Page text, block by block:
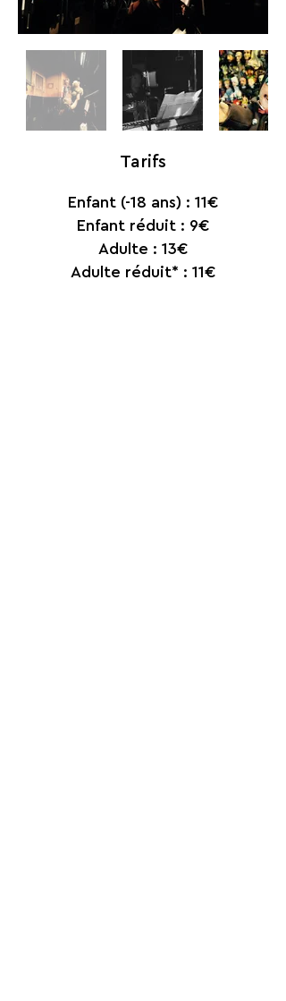
Tarifs
Enfant (-18 ans) : 11€
Enfant réduit : 9€
Adulte : 13€
Adulte réduit* : 11€​